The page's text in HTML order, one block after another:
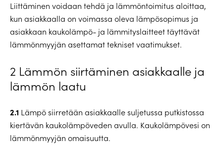
Liittäminen voidaan tehdä ja lämmöntoimitus aloittaa,
kun asiakkaalla on voimassa oleva lämpösopimus ja
asiakkaan kaukolämpö- ja lämmityslaitteet täyttävät
lämmönmyyjän asettamat tekniset vaatimukset.
2 Lämmön siirtäminen asiakkaalle ja
lämmön laatu
2.1 Lämpö siirretään asiakkaalle suljetussa putkistossa
kiertävän kaukolämpöveden avulla. Kaukolämpövesi on
lämmönmyyjän omaisuutta.